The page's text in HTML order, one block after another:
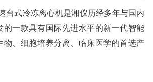
台式冷冻离心机是湘仪历经多年与国内
的一款具有国际先进水平的新一代智能
物、细胞培养分离、临床医学的首选产